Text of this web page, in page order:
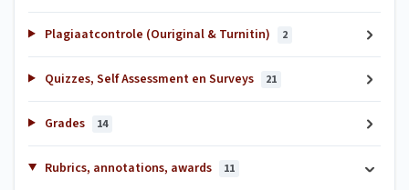
Plagiaatcontrole (Ouriginal & Turnitin) 2
Quizzes, Self Assessment en Surveys 21
Grades 14
Rubrics, annotations, awards 11